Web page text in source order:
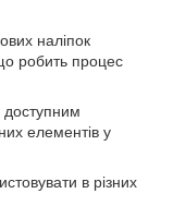
наліпок
робить процес
доступним
елементів у
в різних